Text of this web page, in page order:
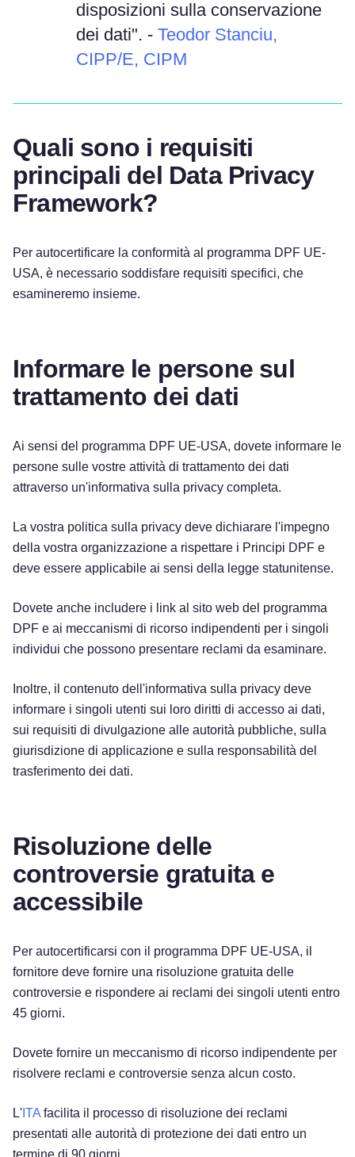
disposizioni sulla conservazione
dei dati". - Teodor Stanciu,
CIPP/E, CIPM
Quali sono i requisiti
principali del Data Privacy
Framework?
Per autocertificare la conformità al programma DPF UE-
USA, è necessario soddisfare requisiti specifici, che
esamineremo insieme.
Informare le persone sul
trattamento dei dati
Ai sensi del programma DPF UE-USA, dovete informare le
persone sulle vostre attività di trattamento dei dati
attraverso un'informativa sulla privacy completa.
La vostra politica sulla privacy deve dichiarare l'impegno
della vostra organizzazione a rispettare i Principi DPF e
deve essere applicabile ai sensi della legge statunitense.
Dovete anche includere i link al sito web del programma
DPF e ai meccanismi di ricorso indipendenti per i singoli
individui che possono presentare reclami da esaminare.
Inoltre, il contenuto dell'informativa sulla privacy deve
informare i singoli utenti sui loro diritti di accesso ai dati,
sui requisiti di divulgazione alle autorità pubbliche, sulla
giurisdizione di applicazione e sulla responsabilità del
trasferimento dei dati.
Risoluzione delle
controversie gratuita e
accessibile
Per autocertificarsi con il programma DPF UE-USA, il
fornitore deve fornire una risoluzione gratuita delle
controversie e rispondere ai reclami dei singoli utenti entro
45 giorni.
Dovete fornire un meccanismo di ricorso indipendente per
risolvere reclami e controversie senza alcun costo.
L' ITA facilita il processo di risoluzione dei reclami
presentati alle autorità di protezione dei dati entro un
termine di 90 giorni.